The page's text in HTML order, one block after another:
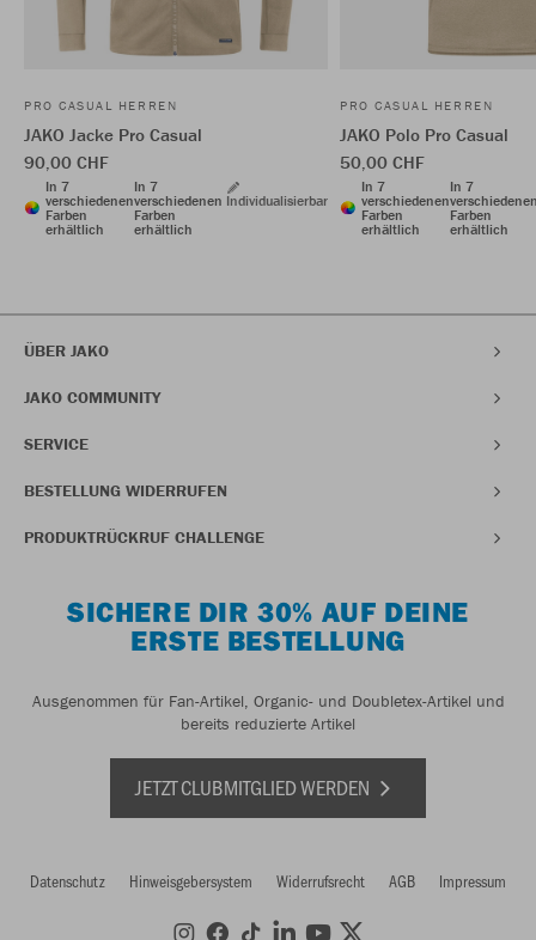
PRO CASUAL HERREN
JAKO Jacke Pro Casual
90,00 CHF
In 7
verschiedenen
Farben
erhältlich
In 7
verschiedenen
Farben
erhältlich
Individualisierbar
PRO CASUAL HERREN
JAKO Polo Pro Casual
50,00 CHF
In 7
verschiedenen
Farben
erhältlich
In 7
Farben
erhältlich
ÜBER JAKO
JAKO COMMUNITY
SERVICE
BESTELLUNG WIDERRUFEN
PRODUKTRÜCKRUF CHALLENGE
SICHERE DIR 30% AUF DEINE
ERSTE BESTELLUNG
Ausgenommen für Fan-Artikel, Organic- und Doubletex-Artikel und
bereits reduzierte Artikel
JETZT CLUBMITGLIED WERDEN
Datenschutz Hinweisgebersystem Widerrufsrecht AGB Impressum